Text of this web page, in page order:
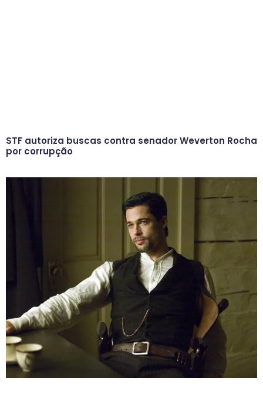
STF autoriza buscas contra senador Weverton Rocha
por corrupção